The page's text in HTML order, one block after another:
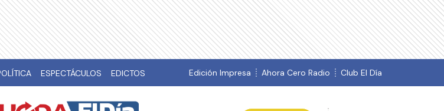
ESPECTÁCULOS EDICTOS Edición Impresa Ahora Cero Radio Club El Día